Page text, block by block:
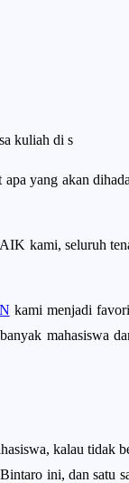
kuliah di s
apa yang akan
kami, seluruh
kami menjadi
mahasiswa
kalau tidak
ini, dan satu